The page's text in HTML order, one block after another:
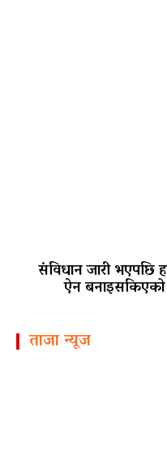
संविधान जारी भएपछि
ऐन बनाइसकिएको
ताजा न्यूज